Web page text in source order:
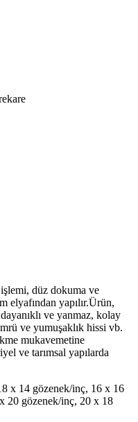
düz dokuma ve
elyafından yapılır.Ürün,
ve yanmaz, kolay
ve yumuşaklık hissi vb.
mukavemetine
ve tarımsal yapılarda
x 14 gözenek/inç, 16 x 16
20 gözenek/inç, 20 x 18